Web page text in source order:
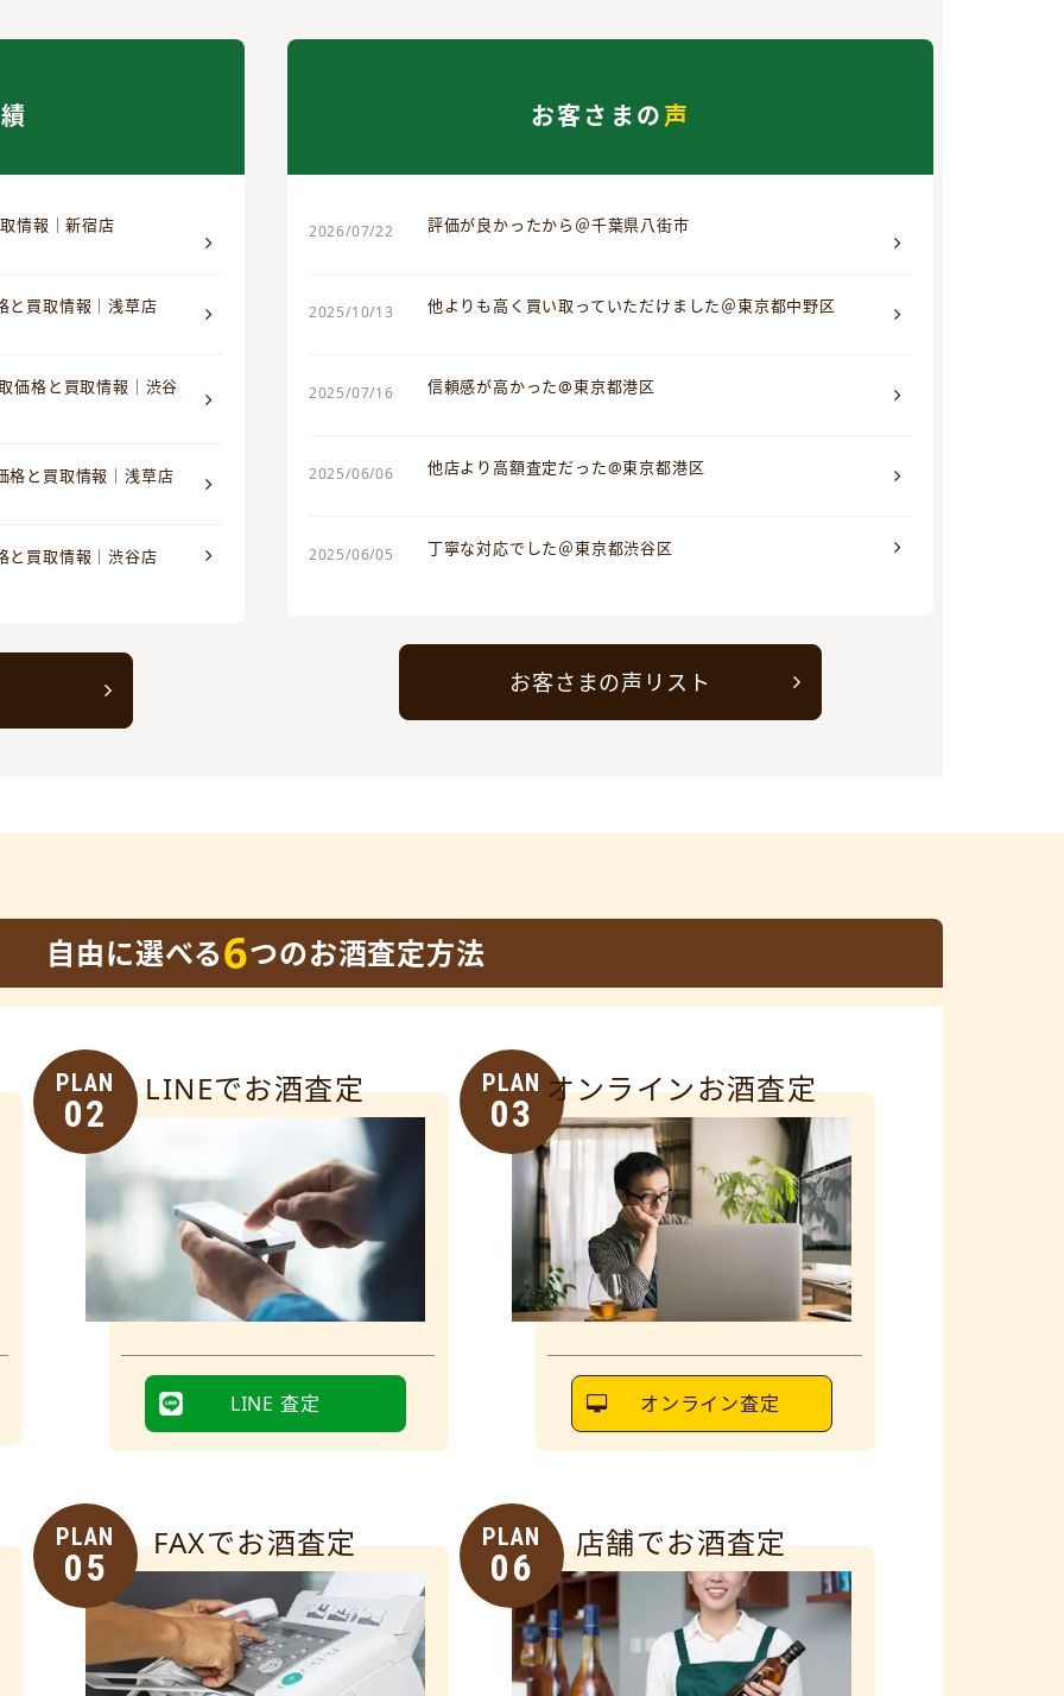
情報｜新宿店
と買取情報｜浅草店
価格と買取情報｜渋谷
格と買取情報｜浅草店
と買取情報｜渋谷店
お客さまの声
2026/07/22 評価が良かったから＠千葉県八街市
2025/10/13 他よりも高く買い取っていただけました＠東京都中野区
2025/07/16 信頼感が高かった@東京都港区
2025/06/06 他店より高額査定だった@東京都港区
2025/06/05 丁寧な対応でした＠東京都渋谷区
お客さまの声リスト
自由に選べる6つのお酒査定方法
PLAN
02
LINEでお酒査定
LINE 査定
PLAN
03
オンラインお酒査定
オンライン査定
PLAN
05
FAXでお酒査定 PLAN
06
店舗でお酒査定